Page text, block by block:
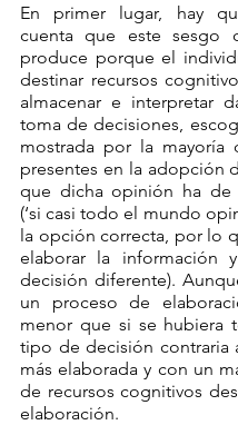
En primer lugar, hay
cuenta que este sesgo
produce porque el
destinar recursos
almacenar e interpretar
toma de decisiones,
mostrada por la mayoría
presentes en la adopción
que dicha opinión ha de
(‘si casi todo el mundo
la opción correcta, por lo
elaborar la información
decisión diferente).
un proceso de
menor que si se hubiera
tipo de decisión contraria
más elaborada y con un
de recursos cognitivos
elaboración.